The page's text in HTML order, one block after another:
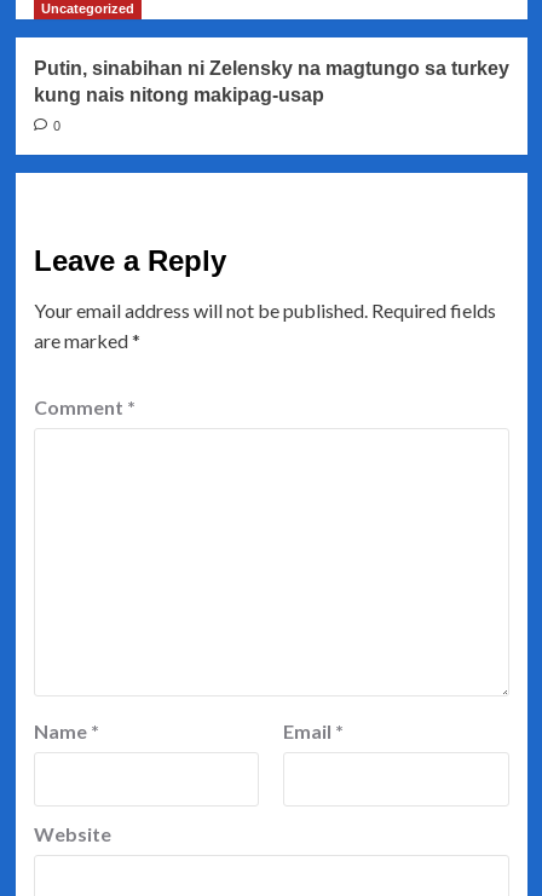
Uncategorized
Putin, sinabihan ni Zelensky na magtungo sa turkey
kung nais nitong makipag-usap
0
Leave a Reply
Your email address will not be published. Required fields
are marked*
Comment *
Name * Email *
Website